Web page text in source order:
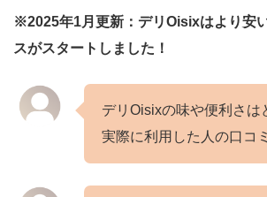
※2025年1月更新：デリOisixはより安
スがスタートしました！
デリOisixの味や便利さは
実際に利用した人の口コ